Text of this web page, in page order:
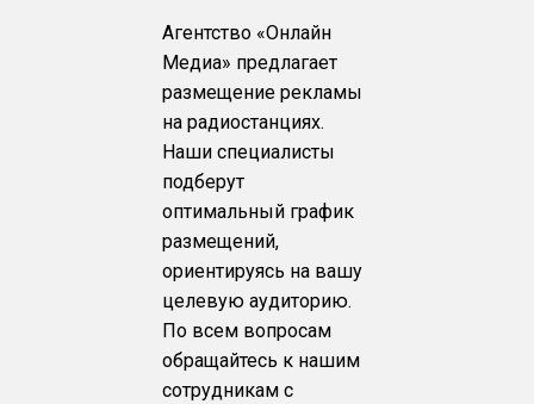
Агентство «Онлайн
Медиа» предлагает
размещение рекламы
на радиостанциях.
Наши специалисты
подберут
оптимальный график
размещений,
ориентируясь на вашу
целевую аудиторию.
По всем вопросам
обращайтесь к нашим
сотрудникам с